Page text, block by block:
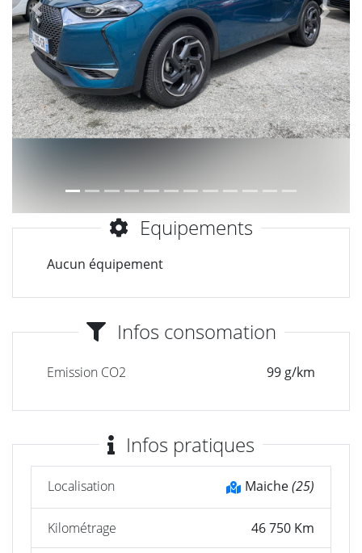
Précèdent
Equipements
Aucun équipement
Infos consomation
Emission CO2 99 g/km
Infos pratiques
Localisation Maiche(25)
Kilométrage 46 750 Km